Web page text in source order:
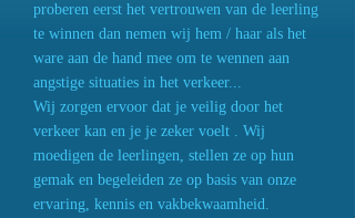
proberen eerst het vertrouwen van de leerling
te winnen dan nemen wij hem / haar als het
ware aan de hand mee om te wennen aan
angstige situaties in het verkeer...
Wij zorgen ervoor dat je veilig door het
verkeer kan en je je zeker voelt . Wij
moedigen de leerlingen, stellen ze op hun
gemak en begeleiden ze op basis van onze
ervaring, kennis en vakbekwaamheid.